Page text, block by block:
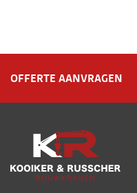
OFFERTE AANVRAGEN